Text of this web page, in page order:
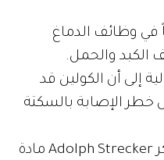
في وظائف الدماغ
والحمل.
إلى أن الكولين قد
خطر الإصابة بالسكتة
واكتشف العالم أدولف ستريكر Adolph Strecker مادة